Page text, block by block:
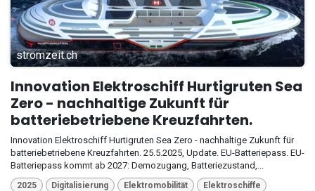
stromzeit.ch
Innovation Elektroschiff Hurtigruten Sea
Zero - nachhaltige Zukunft für
batteriebetriebene Kreuzfahrten.
Innovation Elektroschiff Hurtigruten Sea Zero - nachhaltige Zukunft für
batteriebetriebene Kreuzfahrten. 25.5.2025, Update. EU-Batteriepass. EU-
Batteriepass kommt ab 2027: Demozugang, Batteriezustand,...
2025 Digitalisierung Elektromobilität Elektroschiffe